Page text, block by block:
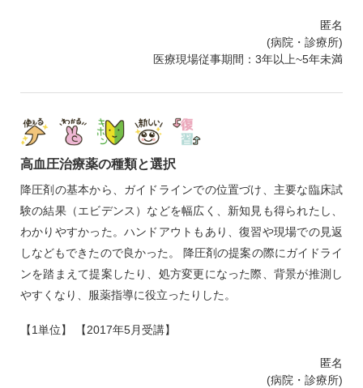
匿名
(病院・診療所)
医療現場従事期間：3年以上~5年未満
高血圧治療薬の種類と選択
降圧剤の基本から、ガイドラインでの位置づけ、主要な臨床試
験の結果（エビデンス）などを幅広く、新知見も得られたし、
わかりやすかった。ハンドアウトもあり、復習や現場での見返
しなどもできたので良かった。 降圧剤の提案の際にガイドライ
ンを踏まえて提案したり、処方変更になった際、背景が推測し
やすくなり、服薬指導に役立ったりした。
【1単位】 【2017年5月受講】
匿名
(病院・診療所)